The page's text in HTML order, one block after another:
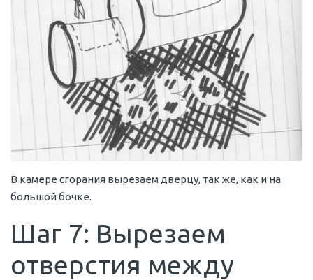
В камере сгорания вырезаем дверцу, так же, как и на
большой бочке.
Шаг 7: Вырезаем
отверстия между